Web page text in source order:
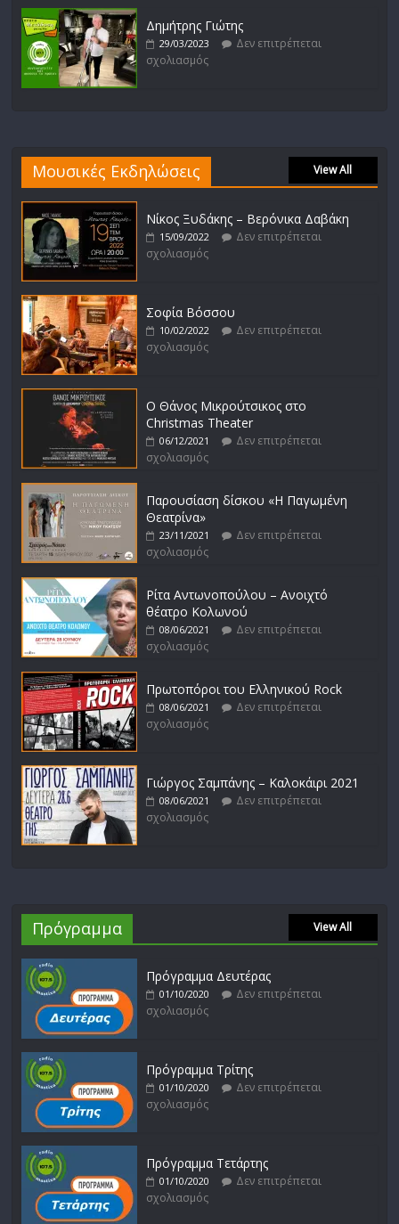
Δημήτρης Γιώτης
29/03/2023
Δεν επιτρέπεται
σχολιασμός
Μουσικές Εκδηλώσεις View All
Νίκος Ξυδάκης – Βερόνικα Δαβάκη
15/09/2022
Δεν επιτρέπεται
σχολιασμός
Σοφία Βόσσου
10/02/2022
Δεν επιτρέπεται
σχολιασμός
Ο Θάνος Μικρούτσικος στο
Christmas Theater
06/12/2021
Δεν επιτρέπεται
σχολιασμός
Παρουσίαση δίσκου «Η Παγωμένη
Θεατρίνα»
23/11/2021
Δεν επιτρέπεται
σχολιασμός
Ρίτα Αντωνοπούλου – Ανοιχτό
θέατρο Κολωνού
08/06/2021
Δεν επιτρέπεται
σχολιασμός
Πρωτοπόροι του Ελληνικού Rock
08/06/2021
Δεν επιτρέπεται
σχολιασμός
Γιώργος Σαμπάνης – Καλοκάιρι 2021
08/06/2021
Δεν επιτρέπεται
σχολιασμός
Πρόγραμμα View All
Πρόγραμμα Δευτέρας
01/10/2020
Δεν επιτρέπεται
σχολιασμός
Πρόγραμμα Τρίτης
01/10/2020
Δεν επιτρέπεται
σχολιασμός
Πρόγραμμα Τετάρτης
01/10/2020
Δεν επιτρέπεται
σχολιασμός